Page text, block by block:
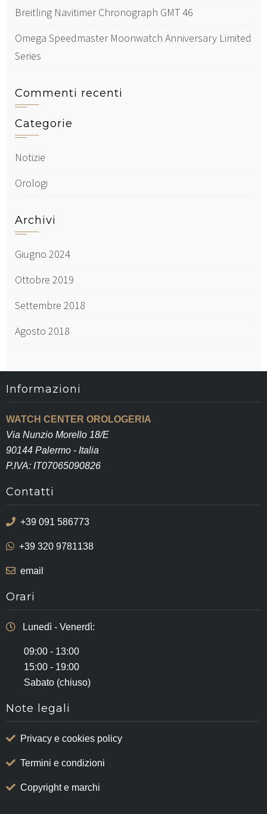
Breitling Navitimer Chronograph GMT 46
Omega Speedmaster Moonwatch Anniversary Limited
Series
Commenti recenti
Categorie
Notizie
Orologi
Archivi
Giugno 2024
Ottobre 2019
Settembre 2018
Agosto 2018
Informazioni
WATCH CENTER OROLOGERIA
Via Nunzio Morello 18/E
90144 Palermo - Italia
P.IVA: IT07065090826
Contatti
+39 091 586773
+39 320 9781138
email
Orari
Lunedì - Venerdì:
09:00 - 13:00
15:00 - 19:00
Sabato (chiuso)
Note legali
Privacy e cookies policy
Termini e condizioni
Copyright e marchi